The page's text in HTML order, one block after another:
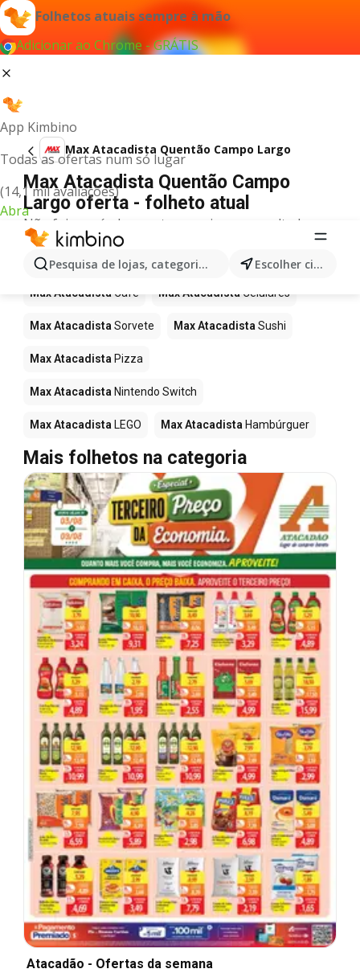
Folhetos atuais sempre à mão
Adicionar ao Chrome - GRÁTIS
App Kimbino
Todas as ofertas num só lugar
(14,1 mil avaliações)
Abra
Pesquisa de lojas, categorias,produtos... Escolher cidade
Max Atacadista Quentão Campo Largo
Max Atacadista Quentão Campo
Largo oferta - folheto atual
Não foi possível encontrar quaisquer resultados
para este termo.
Mais produtos em Max Atacadista
Max Atacadista Café Max Atacadista Celulares
Max Atacadista Sorvete Max Atacadista Sushi
Max Atacadista Pizza
Max Atacadista Nintendo Switch
Max Atacadista LEGO Max Atacadista Hambúrguer
Mais folhetos na categoria
Atacadão - Ofertas da semana